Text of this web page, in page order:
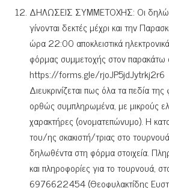
ΔΗΛΩΣΕΙΣ ΣΥΜΜΕΤΟΧΗΣ: Οι
γίνονται δεκτές μέχρι και την
ώρα 22:00 αποκλειστικά
φόρμας συμμετοχής στον
https://forms.gle/rjoJP5jdJytrkj2r6
Διευκρινίζεται πως όλα τα πεδία
ορθώς συμπληρωμένα, με μικρούς
χαρακτήρες (ονοματεπώνυμο). Η
του/ης σκακιστή/τριας στο
δηλωθέντα στη φόρμα στοιχεία.
και πληροφορίες για το τουρνουά,
6976622454 (Θεοφυλακτίδης